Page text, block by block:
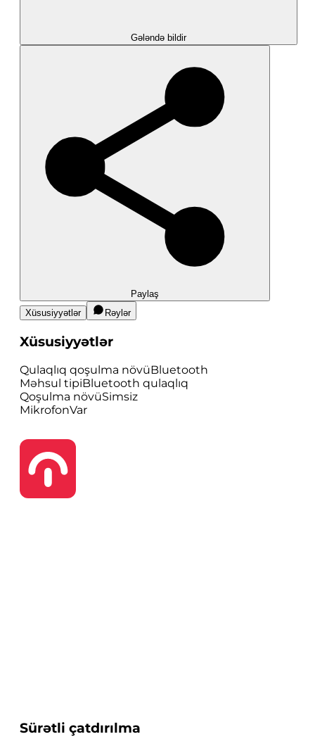
Gələndə bildir
Paylaş
Xüsusiyyətlər
Rəylər
Xüsusiyyətlər
Qulaqlıq qoşulma növüBluetooth
Məhsul tipiBluetooth qulaqlıq
Qoşulma növüSimsiz
MikrofonVar
Sürətli çatdırılma